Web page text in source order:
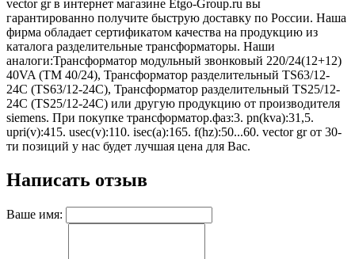
vector gr в интернет магазине Etgo-Group.ru вы
гарантированно получите быструю доставку по России. Наша
фирма обладает сертификатом качества на продукцию из
каталога разделительные трансформаторы. Наши
аналоги:Трансформатор модульный звонковый 220/24(12+12)
40VA (TM 40/24), Трансформатор разделительный TS63/12-
24C (TS63/12-24C), Трансформатор разделительный TS25/12-
24C (TS25/12-24C) или другую продукцию от производителя
siemens. При покупке трансформатор.фаз:3. pn(kva):31,5.
upri(v):415. usec(v):110. isec(a):165. f(hz):50...60. vector gr от 30-
ти позиций у нас будет лучшая цена для Вас.
Написать отзыв
Ваше имя: